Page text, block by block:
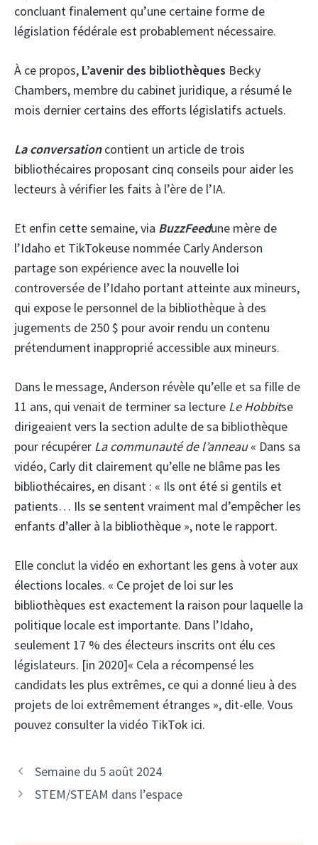
concluant finalement qu’une certaine forme de
législation fédérale est probablement nécessaire.
À ce propos, L’avenir des bibliothèques Becky
Chambers, membre du cabinet juridique, a résumé le
mois dernier certains des efforts législatifs actuels.
La conversationcontient un article de trois
bibliothécaires proposant cinq conseils pour aider les
lecteurs à vérifier les faits à l’ère de l’IA.
Et enfin cette semaine, via BuzzFeedune mère de
l’Idaho et TikTokeuse nommée Carly Anderson
partage son expérience avec la nouvelle loi
controversée de l’Idaho portant atteinte aux mineurs,
qui expose le personnel de la bibliothèque à des
jugements de 250 $ pour avoir rendu un contenu
prétendument inapproprié accessible aux mineurs.
Dans le message, Anderson révèle qu’elle et sa fille de
11 ans, qui venait de terminer sa lecture Le Hobbitse
dirigeaient vers la section adulte de sa bibliothèque
pour récupérer La communauté de l’anneau« Dans sa
vidéo, Carly dit clairement qu’elle ne blâme pas les
bibliothécaires, en disant : « Ils ont été si gentils et
patients… Ils se sentent vraiment mal d’empêcher les
enfants d’aller à la bibliothèque », note le rapport.
Elle conclut la vidéo en exhortant les gens à voter aux
élections locales. « Ce projet de loi sur les
bibliothèques est exactement la raison pour laquelle la
politique locale est importante. Dans l’Idaho,
seulement 17 % des électeurs inscrits ont élu ces
législateurs. [in 2020]« Cela a récompensé les
candidats les plus extrêmes, ce qui a donné lieu à des
projets de loi extrêmement étranges », dit-elle. Vous
pouvez consulter la vidéo TikTok ici.
Semaine du 5 août 2024
STEM/STEAM dans l’espace